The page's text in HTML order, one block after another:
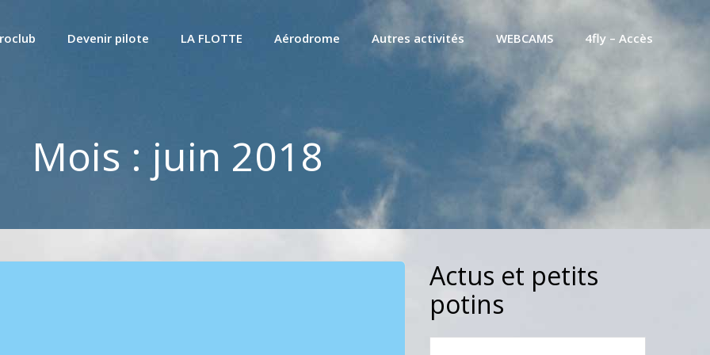
Devenir pilote LA FLOTTE Aérodrome Autres activités WEBCAMS 4fly – Accès
Mois : juin 2018
Actus et petits
potins